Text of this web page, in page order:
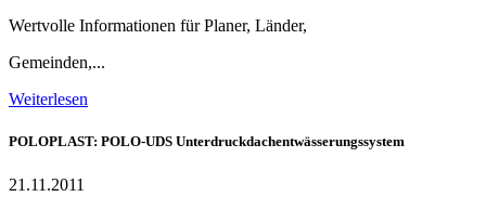
Wertvolle Informationen für Planer, Länder,
Gemeinden,...
Weiterlesen
POLOPLAST: POLO-UDS Unterdruckdachentwässerungssystem
21.11.2011